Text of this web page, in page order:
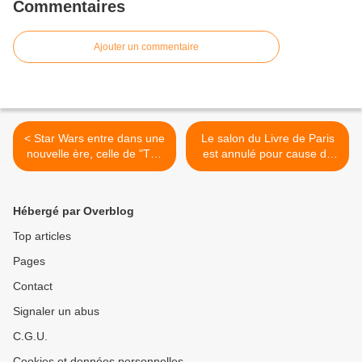
Commentaires
Ajouter un commentaire
< Star Wars entre dans une
nouvelle ère, celle de "The
High Republic"
Le salon du Livre de Paris
est annulé pour cause de
Coronavirus >
Hébergé par Overblog
Top articles
Pages
Contact
Signaler un abus
C.G.U.